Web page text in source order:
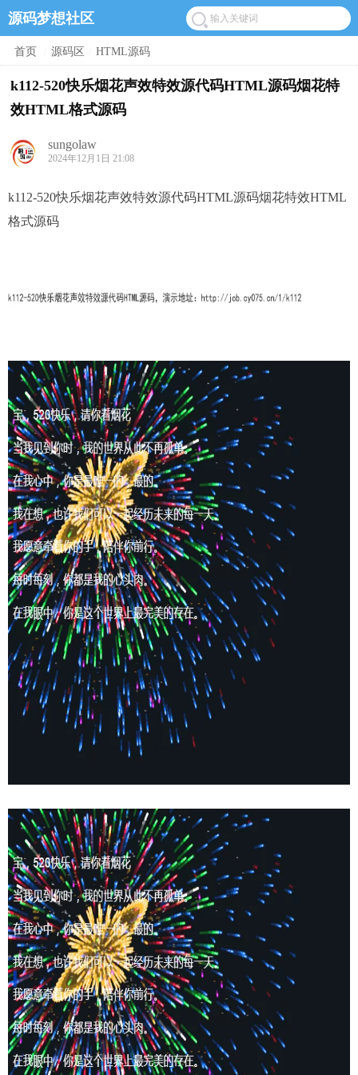
源码梦想社区
首页 源码区 HTML源码
k112-520快乐烟花声效特效源代码HTML源码烟花特
效HTML格式源码
sungolaw
2024年12月1日 21:08
k112-520快乐烟花声效特效源代码HTML源码烟花特效HTML
格式源码